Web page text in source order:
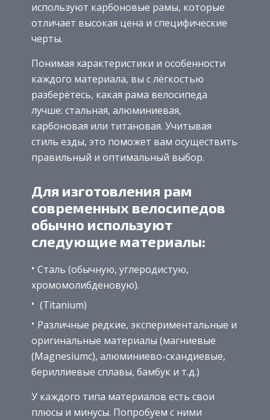
используют карбоновые рамы, которые
отличает высокая цена и специфические
черты.
Понимая характеристики и особенности
каждого материала, вы с лёгкостью
разберётесь, какая рама велосипеда
лучше: стальная, алюминиевая,
карбоновая или титановая. Учитывая
стиль езды, это поможет вам осуществить
правильный и оптимальный выбор.
Для изготовления рам
современных велосипедов
обычно используют
следующие материалы:
Сталь (обычную, углеродистую,
хромомолибденовую).
(Titanium)
Различные редкие, экспериментальные и
оригинальные материалы (магниевые
(Magnesiumc), алюминиево-скандиевые,
бериллиевые сплавы, бамбук и т.д.)
У каждого типа материалов есть свои
плюсы и минусы. Попробуем с ними